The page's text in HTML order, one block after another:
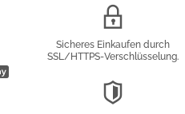
Shopify
Sicheres Einkaufen durch
SSL/HTTPS-Verschlüsselung.